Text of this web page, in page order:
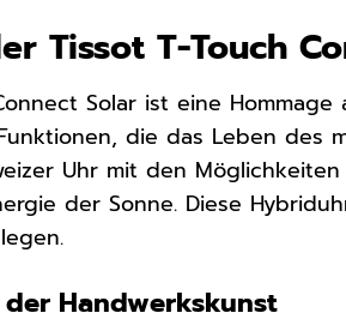
Tissot T-Touch
Solar ist eine
die das Leben des
Uhr mit den
der Sonne. Diese
Handwerkskunst